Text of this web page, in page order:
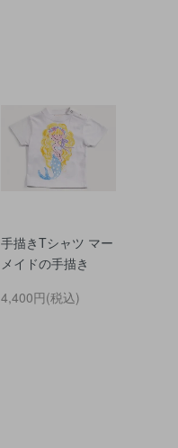
手描きTシャツ マー
メイドの手描き
4,400円(税込)